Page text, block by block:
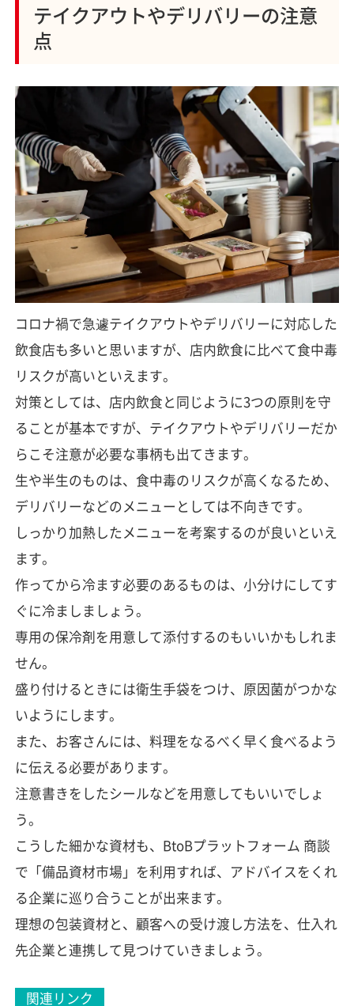
テイクアウトやデリバリーの注意
点
コロナ禍で急遽テイクアウトやデリバリーに対応した
飲食店も多いと思いますが、店内飲食に比べて食中毒
リスクが高いといえます。
対策としては、店内飲食と同じように3つの原則を守
ることが基本ですが、テイクアウトやデリバリーだか
らこそ注意が必要な事柄も出てきます。
生や半生のものは、食中毒のリスクが高くなるため、
デリバリーなどのメニューとしては不向きです。
しっかり加熱したメニューを考案するのが良いといえ
ます。
作ってから冷ます必要のあるものは、小分けにしてす
ぐに冷ましましょう。
専用の保冷剤を用意して添付するのもいいかもしれま
せん。
盛り付けるときには衛生手袋をつけ、原因菌がつかな
いようにします。
また、お客さんには、料理をなるべく早く食べるよう
に伝える必要があります。
注意書きをしたシールなどを用意してもいいでしょ
う。
こうした細かな資材も、BtoBプラットフォーム 商談
で「備品資材市場」を利用すれば、アドバイスをくれ
る企業に巡り合うことが出来ます。
理想の包装資材と、顧客への受け渡し方法を、仕入れ
先企業と連携して見つけていきましょう。
関連リンク